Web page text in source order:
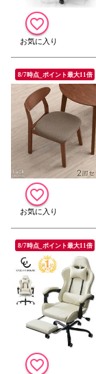
8/7時点_ポイント最大11倍
8/7時点_ポイント最大11倍